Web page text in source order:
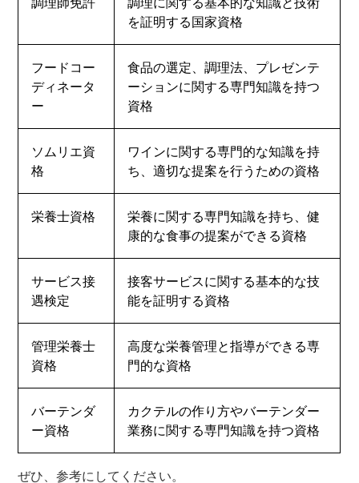
を証明する国家資格
フードコー
ディネータ
ー
食品の選定、調理法、プレゼンテ
ーションに関する専門知識を持つ
資格
ソムリエ資
格
ワインに関する専門的な知識を持
ち、適切な提案を行うための資格
栄養士資格
栄養に関する専門知識を持ち、健
康的な食事の提案ができる資格
サービス接
遇検定
接客サービスに関する基本的な技
能を証明する資格
管理栄養士
資格
高度な栄養管理と指導ができる専
門的な資格
バーテンダ
ー資格
カクテルの作り方やバーテンダー
業務に関する専門知識を持つ資格
ぜひ、参考にしてください。